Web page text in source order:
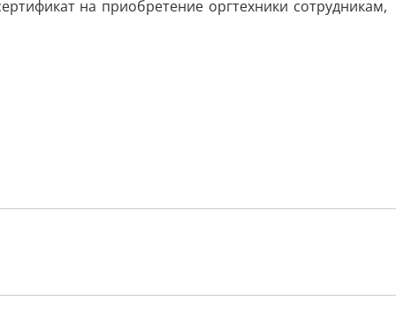
на приобретение оргтехники сотрудникам,